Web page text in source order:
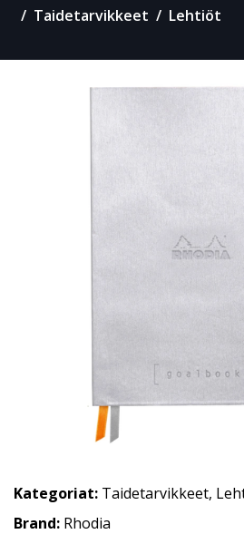
Taidetarvikkeet Lehtiöt
Kategoriat: Taidetarvikkeet,
Brand: Rhodia